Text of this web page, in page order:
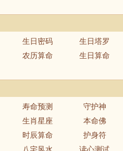
生日密码
生日塔罗
农历算命
生日算命
寿命预测
守护神
生肖星座
本命佛
时辰算命
护身符
八宅风水 读心测试